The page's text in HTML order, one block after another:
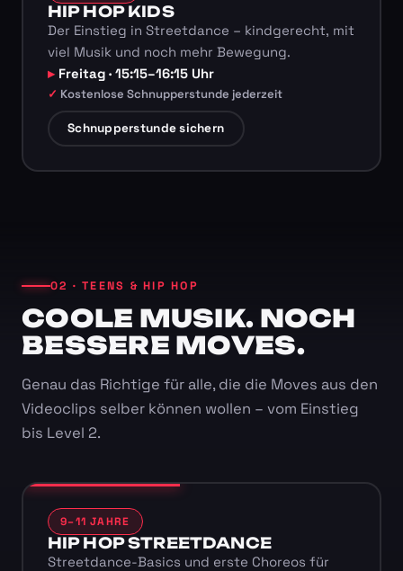
HIP HOP KIDS
Der Einstieg in Streetdance – kindgerecht, mit
viel Musik und noch mehr Bewegung.
Freitag · 15:15–16:15 Uhr
Kostenlose Schnupperstunde jederzeit
Schnupperstunde sichern
02 · TEENS & HIP HOP
COOLE MUSIK. NOCH
BESSERE MOVES.
Genau das Richtige für alle, die die Moves aus den
Videoclips selber können wollen – vom Einstieg
bis Level 2.
9–11 JAHRE
HIP HOP STREETDANCE
Streetdance-Basics und erste Choreos für